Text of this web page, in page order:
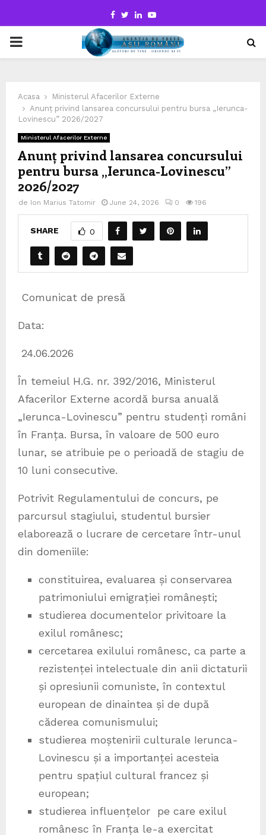
Facebook
TwitterLinkedinYoutube
PRIMARY
Acasa
Ministerul Afacerilor Externe
Anunț privind lansarea concursului pentru bursa „Ierunca-
Lovinescu” 2026/2027
Ministerul Afacerilor Externe
Anunț privind lansarea concursului
pentru bursa „Ierunca-Lovinescu”
2026/2027
de Ion Marius Tatomir June 24, 2026 0 196
SHARE 0
Comunicat de presă
Data:
24.06.2026
În temeiul H.G. nr. 392/2016, Ministerul
Afacerilor Externe acordă bursa anuală
„Ierunca-Lovinescu” pentru studenți români
în Franța. Bursa, în valoare de 500 euro
lunar, se atribuie pe o perioadă de stagiu de
10 luni consecutive.
Potrivit Regulamentului de concurs, pe
parcursul stagiului, studentul bursier
elaborează o lucrare de cercetare într-unul
din domeniile:
constituirea, evaluarea și conservarea
patrimoniului emigrației românești;
studierea documentelor privitoare la
exilul românesc;
cercetarea exilului românesc, ca parte a
rezistenței intelectuale din anii dictaturii
și opresiunii comuniste, în contextul
european de dinaintea și de după
căderea comunismului;
studierea moștenirii culturale Ierunca-
Lovinescu și a importanței acesteia
pentru spațiul cultural francez și
european;
studierea influențelor pe care exilul
românesc în Franța le-a exercitat